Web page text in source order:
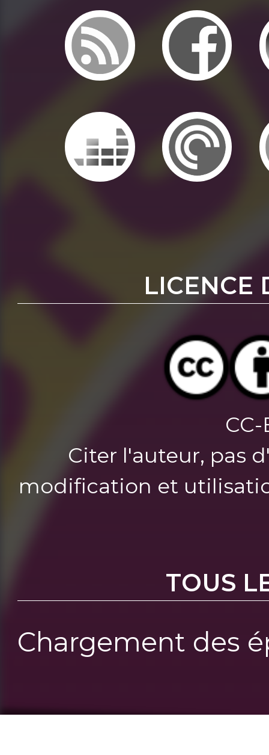
LICENCE
CC-
Citer l'auteur, pas
modification et
TOUS
Chargement des